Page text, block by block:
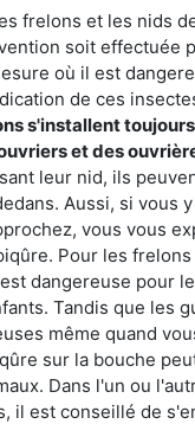
frelons et les nids
soit effectuée
où il est
de ces
s'installent
et des
leur nid, ils
Aussi, si vous
vous vous
Pour les
dangereuse pour
Tandis que les
même quand
sur la bouche
Dans l'un ou
il est conseillé de